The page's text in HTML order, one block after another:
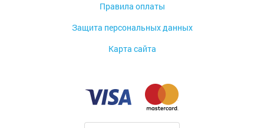
Правила оплаты
Защита персональных данных
Карта сайта